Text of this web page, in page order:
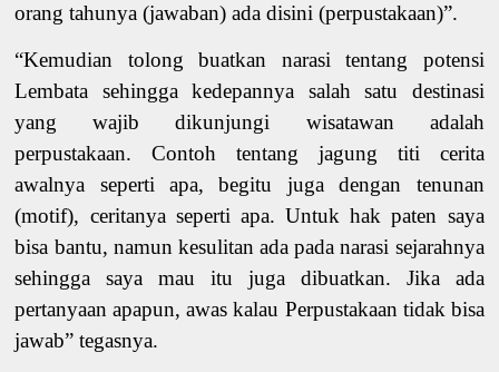
orang tahunya (jawaban) ada disini (perpustakaan)”.
“Kemudian tolong buatkan narasi tentang potensi
Lembata sehingga kedepannya salah satu destinasi
yang wajib dikunjungi wisatawan adalah
perpustakaan. Contoh tentang jagung titi cerita
awalnya seperti apa, begitu juga dengan tenunan
(motif), ceritanya seperti apa. Untuk hak paten saya
bisa bantu, namun kesulitan ada pada narasi sejarahnya
sehingga saya mau itu juga dibuatkan. Jika ada
pertanyaan apapun, awas kalau Perpustakaan tidak bisa
jawab” tegasnya.